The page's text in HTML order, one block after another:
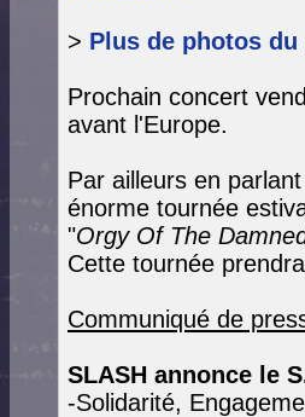
> Plus de photos
Prochain concert
avant l'Europe.
Par ailleurs en
énorme tournée
"Orgy Of The
Cette tournée
Communiqué de
SLASH annonce le
-Solidarité,